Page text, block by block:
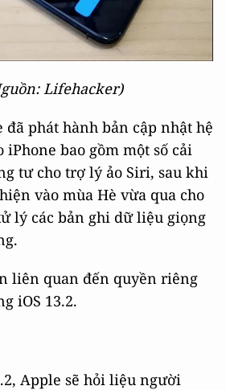
Lifehacker)
đã phát hành bản cập nhật hệ
iPhone bao gồm một số cải
tư cho trợ lý ảo Siri, sau khi
vào mùa Hè vừa qua cho
lý các bản ghi dữ liệu giọng
liên quan đến quyền riêng
iOS 13.2.
Apple sẽ hỏi liệu người